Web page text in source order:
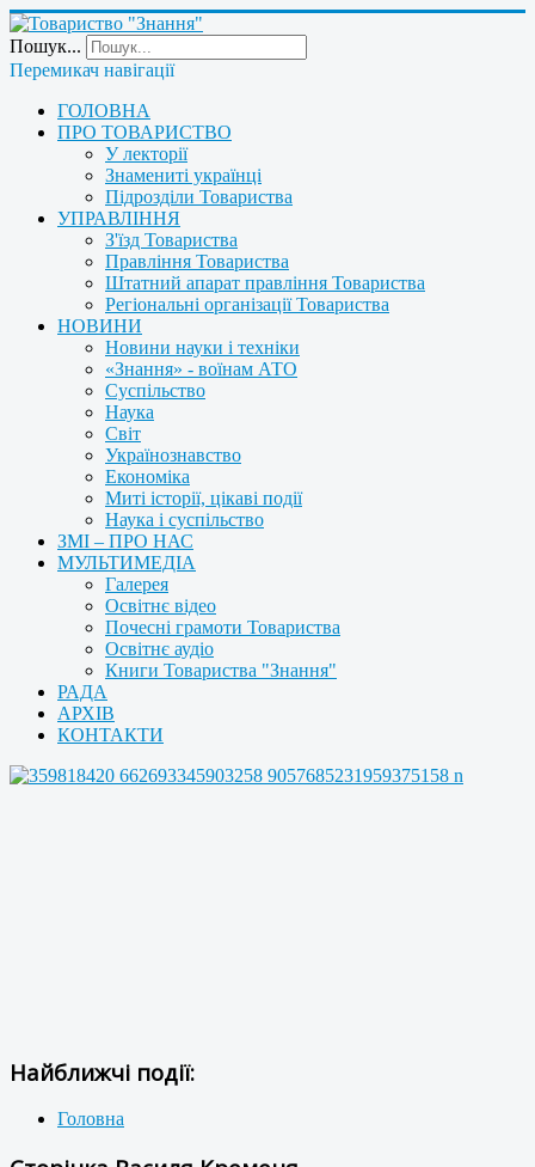
Пошук...
Перемикач навігації
ГОЛОВНА
ПРО ТОВАРИСТВО
У лекторії
Знамениті українці
Підрозділи Товариства
УПРАВЛІННЯ
З'їзд Товариства
Правління Товариства
Штатний апарат правління Товариства
Регіональні організації Товариства
НОВИНИ
Новини науки і техніки
«Знання» - воїнам АТО
Суспільство
Наука
Світ
Українознавство
Економіка
Миті історії, цікаві події
Наука і суспільство
ЗМІ – ПРО НАС
МУЛЬТИМЕДІА
Галерея
Освітнє відео
Почесні грамоти Товариства
Освітнє аудіо
Книги Товариства "Знання"
РАДА
АРХІВ
КОНТАКТИ
Найближчі події:
Головна